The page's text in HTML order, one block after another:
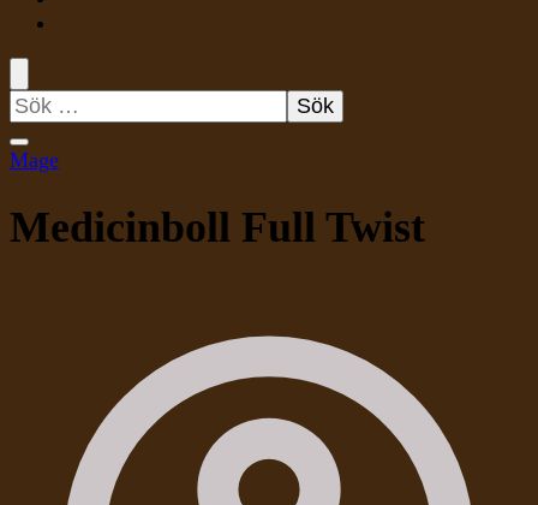
Sök
efter:
Mage
Medicinboll Full Twist